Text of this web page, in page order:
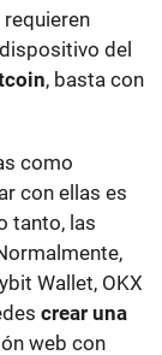
del
, basta con
como
con ellas es
tanto, las
Wallet, OKX
crear una
web con